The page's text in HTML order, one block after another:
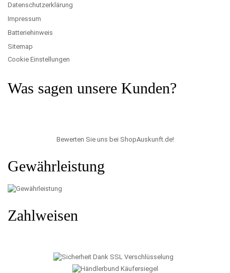
Datenschutzerklärung
Impressum
Batteriehinweis
Sitemap
Cookie Einstellungen
Was sagen unsere Kunden?
Bewerten Sie uns bei ShopAuskunft.de!
Gewährleistung
Zahlweisen